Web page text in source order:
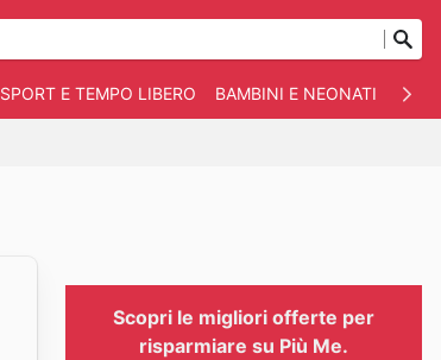
SPORT E TEMPO LIBERO BAMBINI E NEONATI
Scopri le migliori offerte per
risparmiare su Più Me.